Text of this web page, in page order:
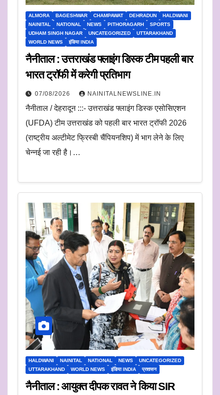
ALMORA BAGESHWAR CHAMPAWAT DEHRADUN
HALDWANI
NAINITAL
NATIONAL NEWS PITHORAGARH
SPORTS
UDHAM SINGH NAGAR
UNCATEGORIZED
UTTARAKHAND
WORLD NEWS
इंडिया INDIA
नैनीताल : उत्तराखंड फ्लाइंग डिस्क टीम पहली बार
भारत ट्रॉफी में करेगी प्रतिभाग
07/08/2026 NAINITALNEWSLINE.IN
नैनीताल / देहरादून :::- उत्तराखंड फ्लाइंग डिस्क एसोसिएशन
(UFDA) टीम उत्तराखंड को पहली बार भारत ट्रॉफी 2026
(राष्ट्रीय अल्टीमेट फ्रिस्बी चैंपियनशिप) में भाग लेने के लिए
चेन्नई जा रही है।…
HALDWANI NAINITAL NATIONAL NEWS
UNCATEGORIZED
UTTARAKHAND
WORLD NEWS इंडिया INDIA प्रशासन
नैनीताल : आयुक्त दीपक रावत ने किया SIR